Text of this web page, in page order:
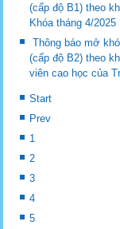
(cấp độ B1) theo
Khóa tháng 4/2025
Thông báo mở
(cấp độ B2) theo
viên cao học của
Start
Prev
1
2
3
4
5